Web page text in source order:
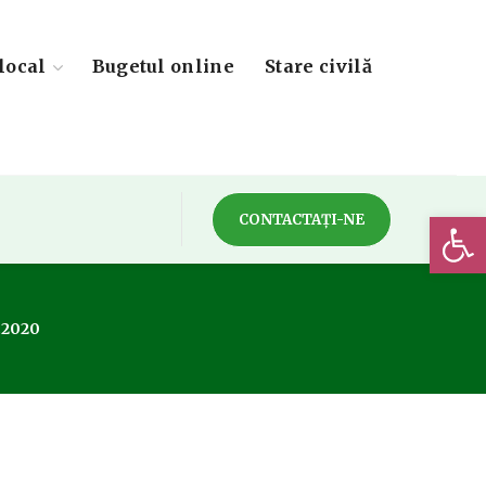
Bugetul online Stare civilă
CONTACTAȚI-NE